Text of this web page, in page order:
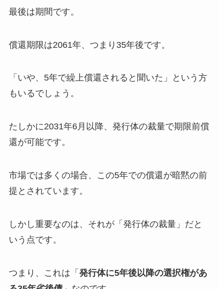
最後は期間です。
償還期限は2061年、つまり35年後です。
「いや、5年で繰上償還されると聞いた」という方
もいるでしょう。
たしかに2031年6月以降、発行体の裁量で期限前償
還が可能です。
市場では多くの場合、この5年での償還が暗黙の前
提とされています。
しかし重要なのは、それが「発行体の裁量」だと
いう点です。
つまり、これは「 発行体に5年後以降の選択権があ